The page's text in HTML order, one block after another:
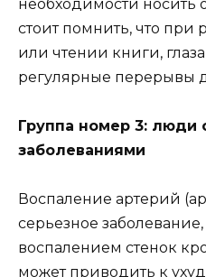
необходимости носить
стоит помнить, что при
или чтении книги,
регулярные перерывы
Группа номер 3: люди
заболеваниями
Воспаление артерий
серьезное
воспалением стенок
может приводить к